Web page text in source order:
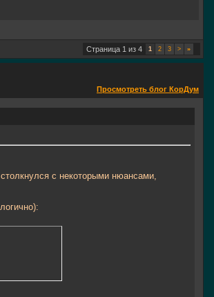
Страница 1 из 4 1 2 3 > »
Просмотреть блог КорДум
с некоторыми нюансами,